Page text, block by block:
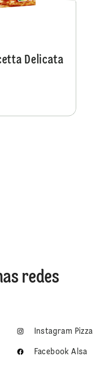
Delicata
redes
Instagram Pizza
Facebook Alsa